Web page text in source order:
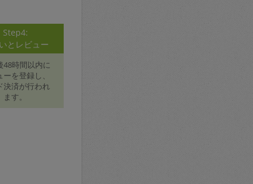
Step4:
とレビュー
48時間以内に
ーを登録し、
決済が行われ
ます。